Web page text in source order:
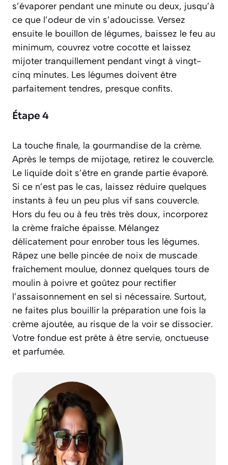
s’évaporer pendant une minute ou deux, jusqu’à
ce que l’odeur de vin s’adoucisse. Versez
ensuite le bouillon de légumes, baissez le feu au
minimum, couvrez votre cocotte et laissez
mijoter tranquillement pendant vingt à vingt-
cinq minutes. Les légumes doivent être
parfaitement tendres, presque confits.
Étape 4
La touche finale, la gourmandise de la crème.
Après le temps de mijotage, retirez le couvercle.
Le liquide doit s’être en grande partie évaporé.
Si ce n’est pas le cas, laissez réduire quelques
instants à feu un peu plus vif sans couvercle.
Hors du feu ou à feu très très doux, incorporez
la crème fraîche épaisse. Mélangez
délicatement pour enrober tous les légumes.
Râpez une belle pincée de noix de muscade
fraîchement moulue, donnez quelques tours de
moulin à poivre et goûtez pour rectifier
l’assaisonnement en sel si nécessaire. Surtout,
ne faites plus bouillir la préparation une fois la
crème ajoutée, au risque de la voir se dissocier.
Votre fondue est prête à être servie, onctueuse
et parfumée.